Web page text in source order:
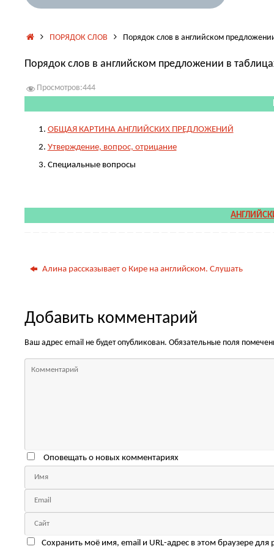
ГлавнаяПОРЯДОК СЛОВ Порядок слов в английском
Порядок слов в английском предложении в
Просмотров:444
ОБЩАЯ КАРТИНА АНГЛИЙСКИХ ПРЕДЛОЖЕНИЙ
Утверждение, вопрос, отрицание
Специальные вопросы
Алина рассказывает о Кире на английском. Слушать
Добавить комментарий
Ваш адрес email не будет опубликован. Обязательные поля
Оповещать о новых комментариях
Сохранить моё имя, email и URL-адрес в этом браузере для